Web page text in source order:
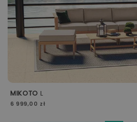
MIKOTO L
6 999,00 zł